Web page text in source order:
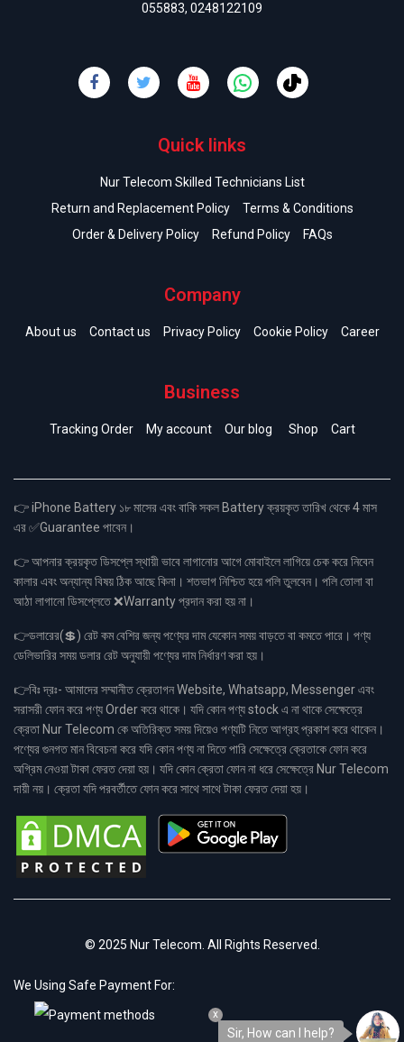
055883, 0248122109
Quick links
Nur Telecom Skilled Technicians List
Return and Replacement Policy
Terms & Conditions
Order & Delivery Policy
Refund Policy FAQs
Company
About us Contact us Privacy Policy Cookie Policy Career
Business
Tracking Order My account Our blog Shop Cart
👉 iPhone Battery ১৮ মাসের এবং বাকি সকল Battery ক্রয়কৃত তারিখ থেকে 4 মাস
এর ✅Guarantee পাবেন।
👉 আপনার ক্রয়কৃত ডিসপ্লে স্থায়ী ভাবে লাগানোর আগে মোবাইলে লাগিয়ে চেক করে নিবেন
কালার এবং অন্যান্য বিষয় ঠিক আছে কিনা। শতভাগ নিশ্চিত হয়ে পলি তুলবেন। পলি তোলা বা
আঠা লাগানো ডিসপ্লেতে ❌Warranty প্রদান করা হয় না।
👉ডলারের(💲) রেট কম বেশির জন্য পণ্যের দাম যেকোন সময় বাড়তে বা কমতে পারে। পণ্য
ডেলিভারির সময় ডলার রেট অনুযায়ী পণ্যের দাম নির্ধারণ করা হয়।
👉বিঃ দ্রঃ- আমাদের সম্মানীত ক্রেতাগন Website, Whatsapp, Messenger এবং
সরাসরী ফোন করে পণ্য Order করে থাকে। যদি কোন পণ্য stock এ না থাকে সেক্ষেত্রে
ক্রেতা Nur Telecom কে অতিরিক্ত সময় দিয়েও পণ্যটি নিতে আগ্রহ প্রকাশ করে থাকেন।
পণ্যের গুনগত মান বিবেচনা করে যদি কোন পণ্য না দিতে পারি সেক্ষেত্রে ক্রেতাকে ফোন করে
অগ্রিম নেওয়া টাকা ফেরত দেয়া হয়। যদি কোন ক্রেতা ফোন না ধরে সেক্ষেত্রে Nur Telecom
দায়ী নয়। ক্রেতা যদি পরবর্তীতে ফোন করে সাথে সাথে টাকা ফেরত দেয়া হয়।
© 2025 Nur Telecom. All Rights Reserved.
We Using Safe Payment For:
Sir, How can I help?
x